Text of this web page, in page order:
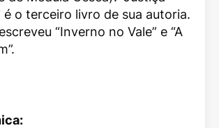
é o terceiro livro de sua autoria.
“Inverno no Vale” e “A